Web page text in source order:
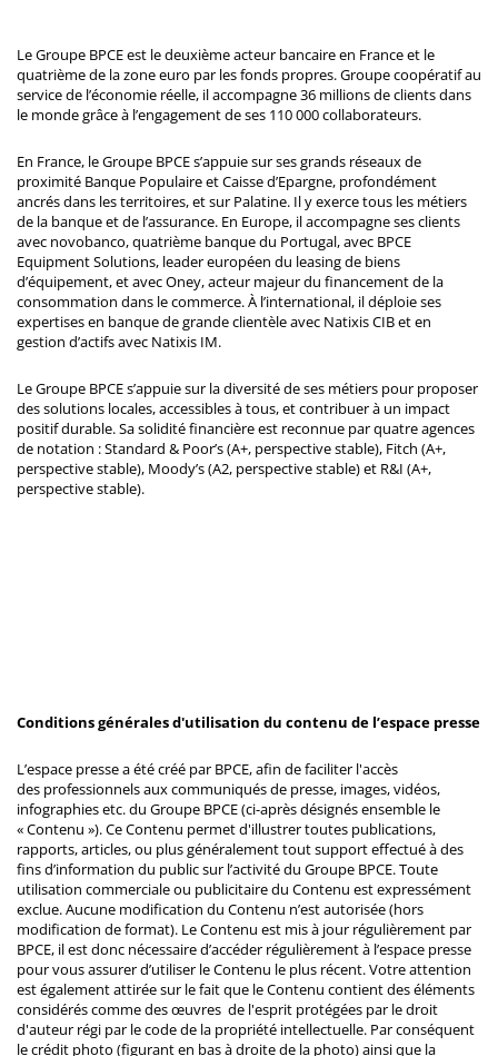
Le Groupe BPCE est le deuxième acteur bancaire en France et le
quatrième de la zone euro par les fonds propres. Groupe coopératif au
service de l’économie réelle, il accompagne 36 millions de clients dans
le monde grâce à l’engagement de ses 110 000 collaborateurs.
En France, le Groupe BPCE s’appuie sur ses grands réseaux de
proximité Banque Populaire et Caisse d’Epargne, profondément
ancrés dans les territoires, et sur Palatine. Il y exerce tous les métiers
de la banque et de l’assurance. En Europe, il accompagne ses clients
avec novobanco, quatrième banque du Portugal, avec BPCE
Equipment Solutions, leader européen du leasing de biens
d’équipement, et avec Oney, acteur majeur du financement de la
consommation dans le commerce. À l’international, il déploie ses
expertises en banque de grande clientèle avec Natixis CIB et en
gestion d’actifs avec Natixis IM.
Le Groupe BPCE s’appuie sur la diversité de ses métiers pour proposer
des solutions locales, accessibles à tous, et contribuer à un impact
positif durable. Sa solidité financière est reconnue par quatre agences
de notation : Standard & Poor’s (A+, perspective stable), Fitch (A+,
perspective stable), Moody’s (A2, perspective stable) et R&I (A+,
perspective stable).
Conditions générales d'utilisation du contenu de l’espace presse
L’espace presse a été créé par BPCE, afin de faciliter l'accès
des professionnels aux communiqués de presse, images, vidéos,
infographies etc. du Groupe BPCE (ci-après désignés ensemble le
« Contenu »). Ce Contenu permet d'illustrer toutes publications,
rapports, articles, ou plus généralement tout support effectué à des
fins d’information du public sur l’activité du Groupe BPCE. Toute
utilisation commerciale ou publicitaire du Contenu est expressément
exclue. Aucune modification du Contenu n’est autorisée (hors
modification de format). Le Contenu est mis à jour régulièrement par
BPCE, il est donc nécessaire d’accéder régulièrement à l’espace presse
pour vous assurer d’utiliser le Contenu le plus récent. Votre attention
est également attirée sur le fait que le Contenu contient des éléments
considérés comme des œuvres de l'esprit protégées par le droit
d'auteur régi par le code de la propriété intellectuelle. Par conséquent
le crédit photo (figurant en bas à droite de la photo) ainsi que la